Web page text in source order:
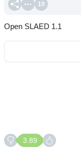
10
Open SLAED 1.1
3.89